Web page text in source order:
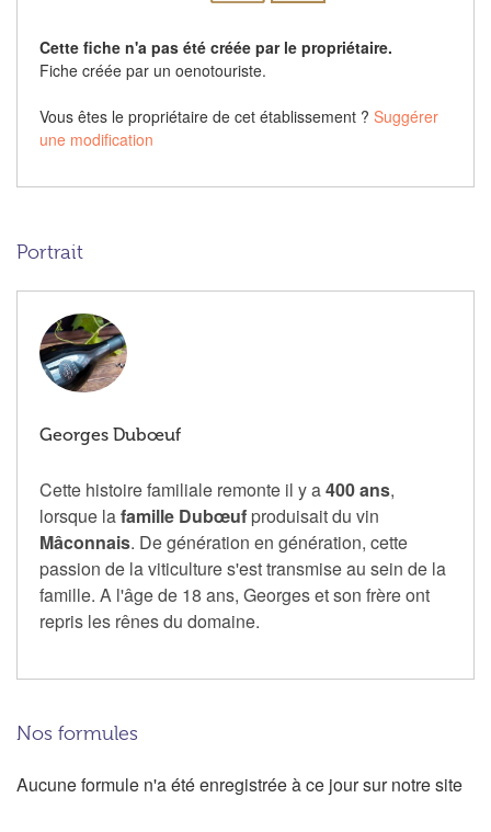
Cette fiche n'a pas été créée par le propriétaire.
Fiche créée par un oenotouriste.
Vous êtes le propriétaire de cet établissement ? Suggérer
une modification
Portrait
Georges Dubœuf
Cette histoire familiale remonte il y a400 ans,
lorsque lafamille Dubœuf produisait du vin
Mâconnais. De génération en génération, cette
passion de la viticulture s'est transmise au sein de la
famille. A l'âge de 18 ans, Georges et son frère ont
repris les rênes du domaine.
Nos formules
Aucune formule n'a été enregistrée à ce jour sur notre site